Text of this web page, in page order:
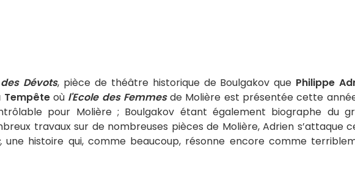
Dévots, pièce de théâtre historique de Boulgakov que Philippe
Tempête oùl'Ecole des Femmesde Molière est présentée cette
pour Molière ; Boulgakov étant également biographe du
travaux sur de nombreuses pièces de Molière, Adrien s’attaque
une histoire qui, comme beaucoup, résonne encore comme